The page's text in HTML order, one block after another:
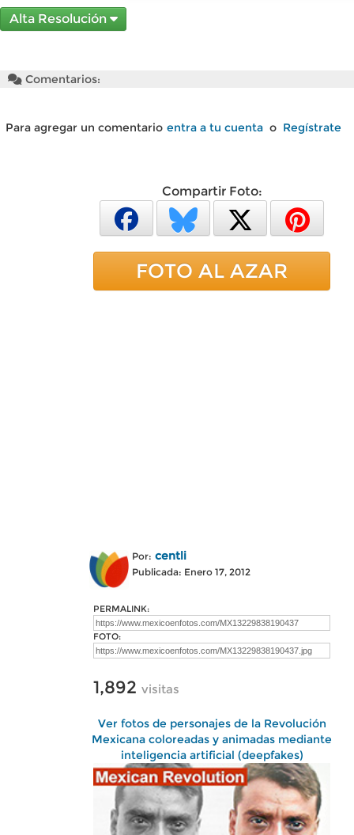
Alta Resolución
Comentarios:
Para agregar un comentario entra a tu cuenta o Regístrate
Compartir Foto:
FOTO AL AZAR
Por: centli
Publicada: Enero 17, 2012
PERMALINK:
FOTO:
1,892 visitas
Ver fotos de personajes de la Revolución
Mexicana coloreadas y animadas mediante
inteligencia artificial (deepfakes)